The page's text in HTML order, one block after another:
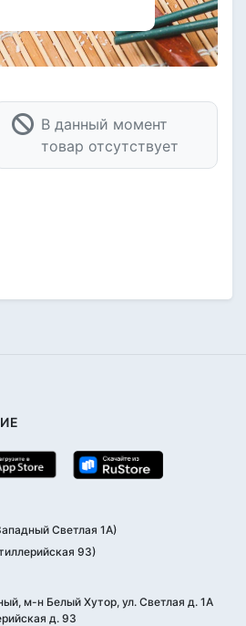
В данный момент
товар отсутствует
Светлая 1А)
93)
м-н Белый Хутор, ул. Светлая д. 1А
д. 93